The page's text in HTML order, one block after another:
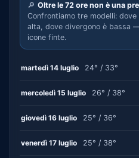
🔎 Oltre le 72 ore non è una
Confrontiamo tre modelli:
alta, dove divergono è bassa
icone finte.
martedì 14 luglio 24° / 33°
mercoledì 15 luglio 26° / 38°
giovedì 16 luglio 25° / 36°
venerdì 17 luglio 25° / 38°